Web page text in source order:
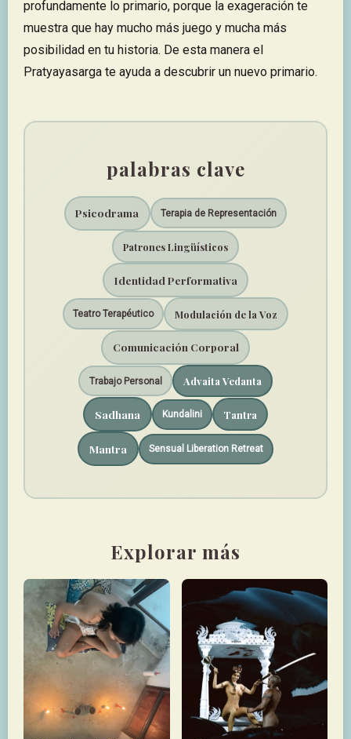
profundamente lo primario, porque la exageración te
muestra que hay mucho más juego y mucha más
posibilidad en tu historia. De esta manera el
Pratyayasarga te ayuda a descubrir un nuevo primario.
palabras clave
Psicodrama Terapia de Representación
Patrones Lingüísticos
Identidad Performativa
Teatro Terapéutico Modulación de la Voz
Comunicación Corporal
Trabajo Personal Advaita Vedanta
Sadhana Kundalini Tantra
Mantra Sensual Liberation Retreat
Explorar más